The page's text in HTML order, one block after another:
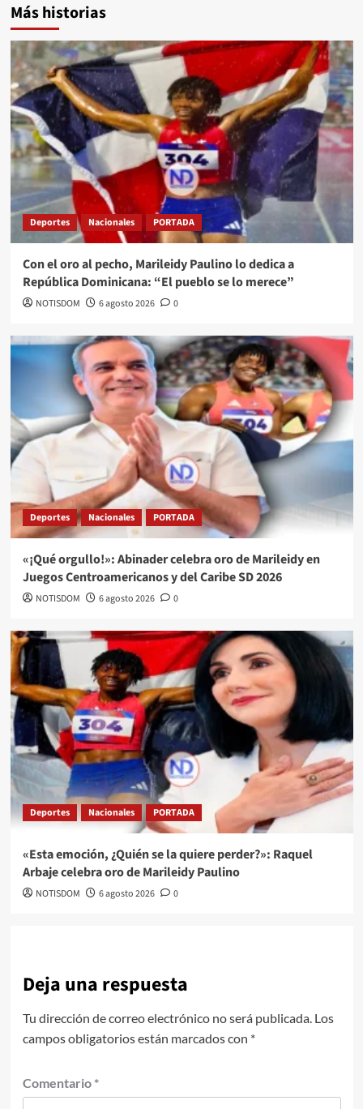
Más historias
Deportes Nacionales PORTADA
Con el oro al pecho, Marileidy Paulino lo dedica a
República Dominicana: “El pueblo se lo merece”
NOTISDOM 6 agosto 2026 0
Deportes Nacionales PORTADA
«¡Qué orgullo!»: Abinader celebra oro de Marileidy en
Juegos Centroamericanos y del Caribe SD 2026
NOTISDOM 6 agosto 2026 0
Deportes Nacionales PORTADA
«Esta emoción, ¿Quién se la quiere perder?»: Raquel
Arbaje celebra oro de Marileidy Paulino
NOTISDOM 6 agosto 2026 0
Deja una respuesta
Tu dirección de correo electrónico no será publicada. Los
campos obligatorios están marcados con *
Comentario *